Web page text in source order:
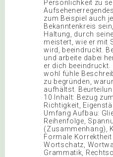
Persönlichkeit zu
zum Beispiel auch
Bekanntenkreis
Haltung, durch
meistert, wie er mit
wird, beeindruckt.
und arbeite dabei
er dich beeindruckt.
wohl fühle
zu begründen,
aufhältst.
10 Inhalt: Bezug
Richtigkeit,
Umfang Aufbau:
Reihenfolge,
(Zusammenhang),
Formale
Wortschatz,
Grammatik,